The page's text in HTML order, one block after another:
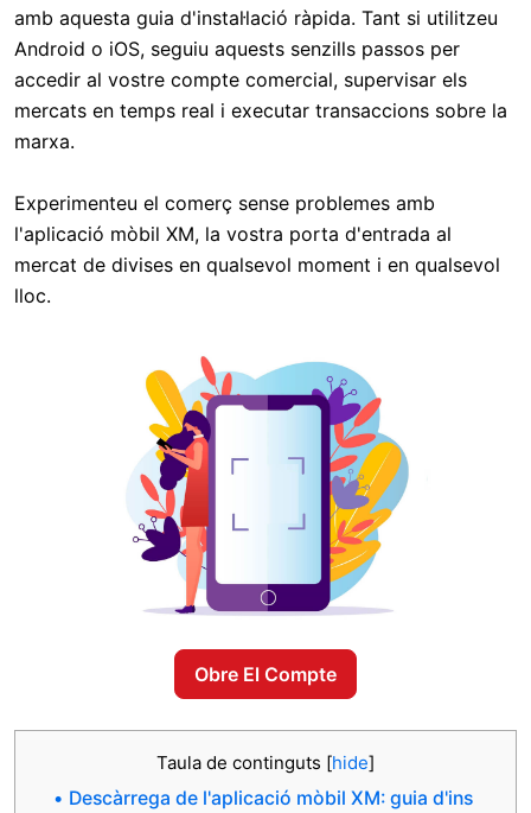
amb aquesta guia d'instal·lació ràpida. Tant si utilitzeu
Android o iOS, seguiu aquests senzills passos per
accedir al vostre compte comercial, supervisar els
mercats en temps real i executar transaccions sobre la
marxa.
Experimenteu el comerç sense problemes amb
l'aplicació mòbil XM, la vostra porta d'entrada al
mercat de divises en qualsevol moment i en qualsevol
lloc.
Obre El Compte
Taula de continguts [hide]
Descàrrega de l'aplicació mòbil XM: guia d'ins